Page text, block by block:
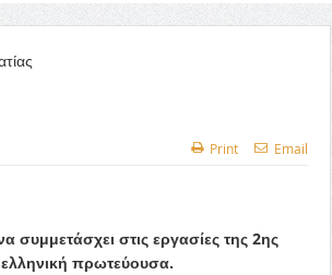
της Πάφου»
Print Email
στις εργασίες της 2ης
πρωτεύουσα.